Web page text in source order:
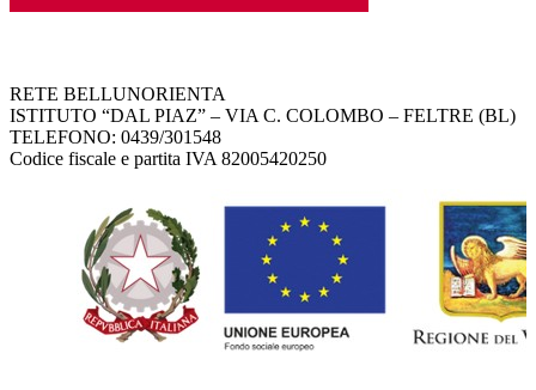
RETE BELLUNORIENTA
ISTITUTO “DAL PIAZ” – VIA C. COLOMBO – FELTRE (BL)
TELEFONO: 0439/301548
Codice fiscale e partita IVA 82005420250